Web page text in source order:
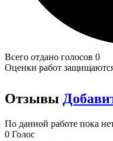
Всего отдано голосов 0
Оценки работ
Отзывы
По данной работе пока
0 Голос